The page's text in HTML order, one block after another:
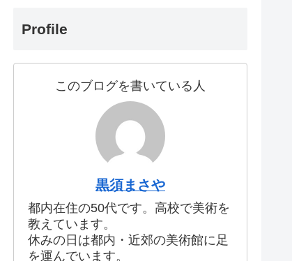
Profile
このブログを書いている人
黒須まさや
都内在住の50代です。高校で美術を
教えています。
休みの日は都内・近郊の美術館に足
を運んでいます。